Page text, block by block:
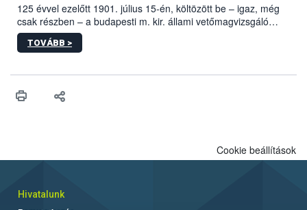
125 évvel ezelőtt 1901. július 15-én, költözött be – igaz, még
csak részben – a budapesti m. kir. állami vetőmagvizsgáló
állomás a Kis Rókus utca 15. szám alatti, Czigler Győző által
tervezett új épületébe.
TOVÁBB >
Cookie beállítások
Hivatalunk